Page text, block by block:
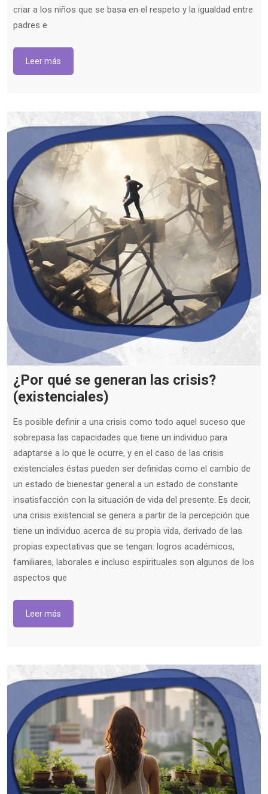
criar a los niños que se basa en el respeto y la igualdad entre
padres e
Leer más
¿Por qué se generan las crisis?
(existenciales)
Es posible definir a una crisis como todo aquel suceso que
sobrepasa las capacidades que tiene un individuo para
adaptarse a lo que le ocurre, y en el caso de las crisis
existenciales éstas pueden ser definidas como el cambio de
un estado de bienestar general a un estado de constante
insatisfacción con la situación de vida del presente. Es decir,
una crisis existencial se genera a partir de la percepción que
tiene un individuo acerca de su propia vida, derivado de las
propias expectativas que se tengan: logros académicos,
familiares, laborales e incluso espirituales son algunos de los
aspectos que
Leer más